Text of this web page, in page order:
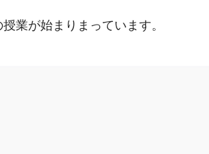
業が始まりまっています。